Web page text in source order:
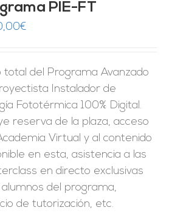
PIE-FT
€
total del Programa Avanzado
Instalador de
Fototérmica 100% Digital.
reserva de la plaza, acceso
Virtual y al contenido
en esta, asistencia a las
en directo exclusivas
del programa,
de tutorización, etc.